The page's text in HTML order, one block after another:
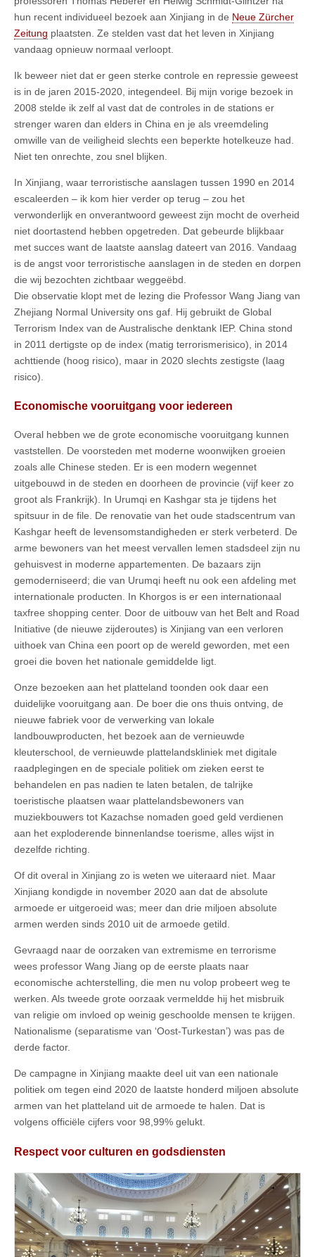
hun recent individueel bezoek aan Xinjiang in de Neue Zürcher
Zeitung plaatsten. Ze stelden vast dat het leven in Xinjiang
vandaag opnieuw normaal verloopt.
Ik beweer niet dat er geen sterke controle en repressie geweest
is in de jaren 2015-2020, integendeel. Bij mijn vorige bezoek in
2008 stelde ik zelf al vast dat de controles in de stations er
strenger waren dan elders in China en je als vreemdeling
omwille van de veiligheid slechts een beperkte hotelkeuze had.
Niet ten onrechte, zou snel blijken.
In Xinjiang, waar terroristische aanslagen tussen 1990 en 2014
escaleerden – ik kom hier verder op terug – zou het
verwonderlijk en onverantwoord geweest zijn mocht de overheid
niet doortastend hebben opgetreden. Dat gebeurde blijkbaar
met succes want de laatste aanslag dateert van 2016. Vandaag
is de angst voor terroristische aanslagen in de steden en dorpen
die wij bezochten zichtbaar weggeëbd.
Die observatie klopt met de lezing die Professor Wang Jiang van
Zhejiang Normal University ons gaf. Hij gebruikt de Global
Terrorism Index van de Australische denktank IEP. China stond
in 2011 dertigste op de index (matig terrorismerisico), in 2014
achttiende (hoog risico), maar in 2020 slechts zestigste (laag
risico).
Economische vooruitgang voor iedereen
Overal hebben we de grote economische vooruitgang kunnen
vaststellen. De voorsteden met moderne woonwijken groeien
zoals alle Chinese steden. Er is een modern wegennet
uitgebouwd in de steden en doorheen de provincie (vijf keer zo
groot als Frankrijk). In Urumqi en Kashgar sta je tijdens het
spitsuur in de file. De renovatie van het oude stadscentrum van
Kashgar heeft de levensomstandigheden er sterk verbeterd. De
arme bewoners van het meest vervallen lemen stadsdeel zijn nu
gehuisvest in moderne appartementen. De bazaars zijn
gemoderniseerd; die van Urumqi heeft nu ook een afdeling met
internationale producten. In Khorgos is er een internationaal
taxfree shopping center. Door de uitbouw van het Belt and Road
Initiative (de nieuwe zijderoutes) is Xinjiang van een verloren
uithoek van China een poort op de wereld geworden, met een
groei die boven het nationale gemiddelde ligt.
Onze bezoeken aan het platteland toonden ook daar een
duidelijke vooruitgang aan. De boer die ons thuis ontving, de
nieuwe fabriek voor de verwerking van lokale
landbouwproducten, het bezoek aan de vernieuwde
kleuterschool, de vernieuwde plattelandskliniek met digitale
raadplegingen en de speciale politiek om zieken eerst te
behandelen en pas nadien te laten betalen, de talrijke
toeristische plaatsen waar plattelandsbewoners van
muziekbouwers tot Kazachse nomaden goed geld verdienen
aan het exploderende binnenlandse toerisme, alles wijst in
dezelfde richting.
Of dit overal in Xinjiang zo is weten we uiteraard niet. Maar
Xinjiang kondigde in november 2020 aan dat de absolute
armoede er uitgeroeid was; meer dan drie miljoen absolute
armen werden sinds 2010 uit de armoede getild.
Gevraagd naar de oorzaken van extremisme en terrorisme
wees professor Wang Jiang op de eerste plaats naar
economische achterstelling, die men nu volop probeert weg te
werken. Als tweede grote oorzaak vermeldde hij het misbruik
van religie om invloed op weinig geschoolde mensen te krijgen.
Nationalisme (separatisme van ‘Oost-Turkestan’) was pas de
derde factor.
De campagne in Xinjiang maakte deel uit van een nationale
politiek om tegen eind 2020 de laatste honderd miljoen absolute
armen van het platteland uit de armoede te halen. Dat is
volgens officiële cijfers voor 98,99% gelukt.
Respect voor culturen en godsdiensten